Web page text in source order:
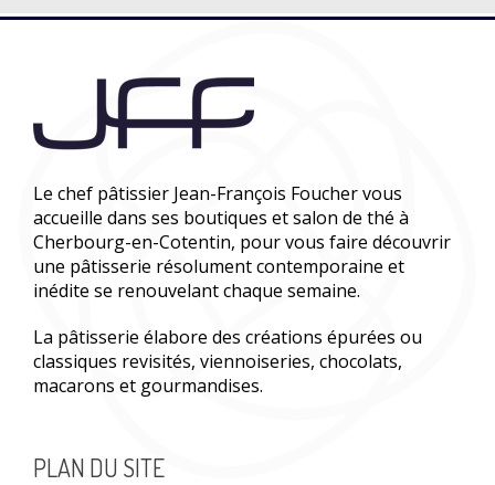
Le chef pâtissier Jean-François Foucher vous
accueille dans ses boutiques et salon de thé à
Cherbourg-en-Cotentin, pour vous faire découvrir
une pâtisserie résolument contemporaine et
inédite se renouvelant chaque semaine.
La pâtisserie élabore des créations épurées ou
classiques revisités, viennoiseries, chocolats,
macarons et gourmandises.
PLAN DU SITE